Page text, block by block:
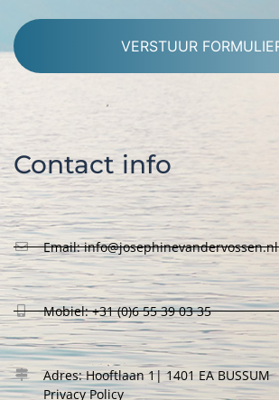
Contact info
Email: info@josephinevandervossen.nl
Mobiel: +31 (0)6 55 39 03 35
Adres: Hooftlaan 1| 1401 EA BUSSUM
Privacy Policy